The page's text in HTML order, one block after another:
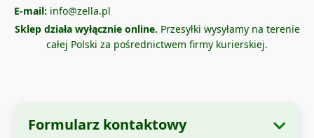
E-mail: info@zella.pl
Sklep działa wyłącznie online. Przesyłki wysyłamy na terenie
całej Polski za pośrednictwem firmy kurierskiej.
Formularz kontaktowy